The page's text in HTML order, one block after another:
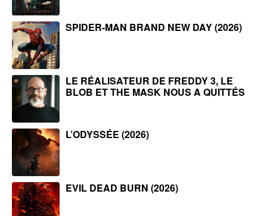
SPIDER-MAN BRAND NEW DAY (2026)
LE RÉALISATEUR DE FREDDY 3, LE
BLOB ET THE MASK NOUS A QUITTÉS
L’ODYSSÉE (2026)
EVIL DEAD BURN (2026)